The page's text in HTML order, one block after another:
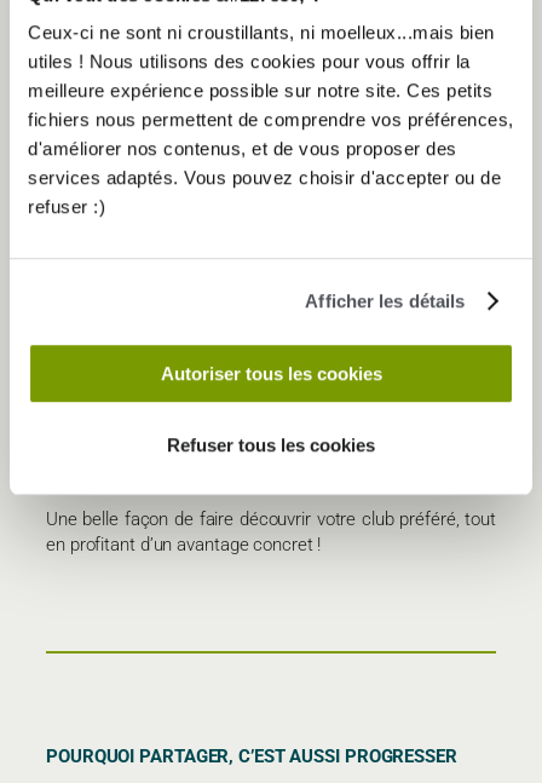
Ceux-ci ne sont ni croustillants, ni moelleux...mais bien
utiles ! Nous utilisons des cookies pour vous offrir la
meilleure expérience possible sur notre site. Ces petits
fichiers nous permettent de comprendre vos préférences,
d'améliorer nos contenus, et de vous proposer des
services adaptés. Vous pouvez choisir d'accepter ou de
refuser :)
Afficher les détails
Autoriser tous les cookies
Refuser tous les cookies
VOICI COMMENT ÇA FONCTIONNE :
Invitezvos amis, collègues ou membres de votre
famille à venir s’entraîner gratuitement et en illimité
dans votre club Elancia.
Laissez-les découvrir
engagement.
, devenez leur parrain et
bénéficiez de récompenses exclusives !
45 € remboursés* sur votre abonnement.
Pack Elanc&Vous offert , d’une valeur de
Une belle façon de faire découvrir votre club préféré, tout
en profitant d’un avantage concret !
POURQUOI PARTAGER, C’EST AUSSI PROGRESSER